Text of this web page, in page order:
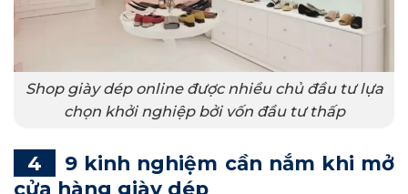
Shop giày dép online được nhiều chủ đầu tư lựa
chọn khởi nghiệp bởi vốn đầu tư thấp
9 kinh nghiệm cần nắm khi mở
cửa hàng giày dép